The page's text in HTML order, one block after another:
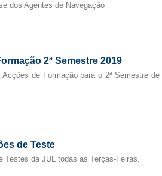
dos Agentes de Navegação
2ª Semestre 2019
de Formação para o 2ª Semestre de
de Teste
Testes da JUL todas as Terças-Feiras.